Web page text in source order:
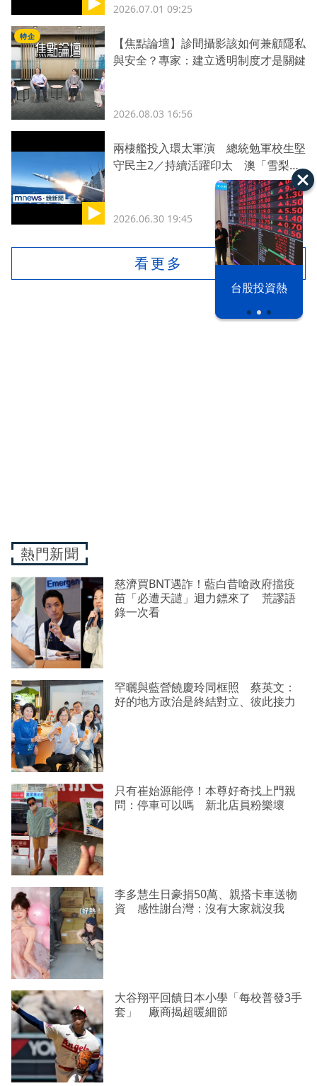
台股投資熱
2026.07.01 09:25
特企
【焦點論壇】診間攝影該如何兼顧隱私
與安全？專家：建立透明制度才是關鍵
2026.08.03 16:56
兩棲艦投入環太軍演 總統勉軍校生堅
守民主2／持續活躍印太 澳「雪梨
號」驅逐艦將與盟友演訓
2026.06.30 19:45
看更多
熱門新聞
慈濟買BNT遇詐！藍白昔嗆政府擋疫
苗「必遭天譴」迴力鏢來了 荒謬語
錄一次看
罕曬與藍營饒慶玲同框照 蔡英文：
好的地方政治是終結對立、彼此接力
只有崔始源能停！本尊好奇找上門親
問：停車可以嗎 新北店員粉樂壞
李多慧生日豪捐50萬、親搭卡車送物
資 感性謝台灣：沒有大家就沒我
大谷翔平回饋日本小學「每校普發3手
套」 廠商揭超暖細節